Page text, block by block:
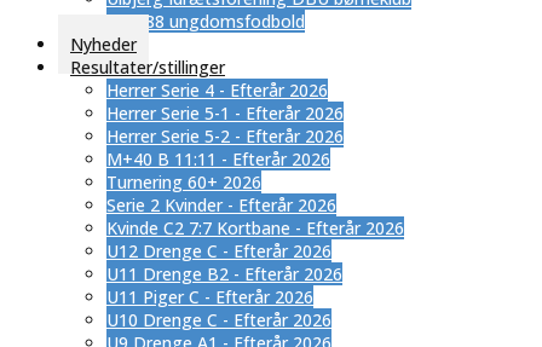
SUB 88 ungdomsfodbold
Nyheder
Resultater/stillinger
Herrer Serie 4 - Efterår 2026
Herrer Serie 5-1 - Efterår 2026
Herrer Serie 5-2 - Efterår 2026
M+40 B 11:11 - Efterår 2026
Turnering 60+ 2026
Serie 2 Kvinder - Efterår 2026
Kvinde C2 7:7 Kortbane - Efterår 2026
U12 Drenge C - Efterår 2026
U11 Drenge B2 - Efterår 2026
U11 Piger C - Efterår 2026
U10 Drenge C - Efterår 2026